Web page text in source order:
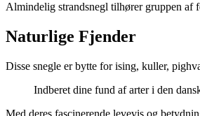
Almindelig strandsnegl tilhører gruppen af
Naturlige Fjender
Disse snegle er bytte for ising, kuller,
Indberet dine fund af arter i den